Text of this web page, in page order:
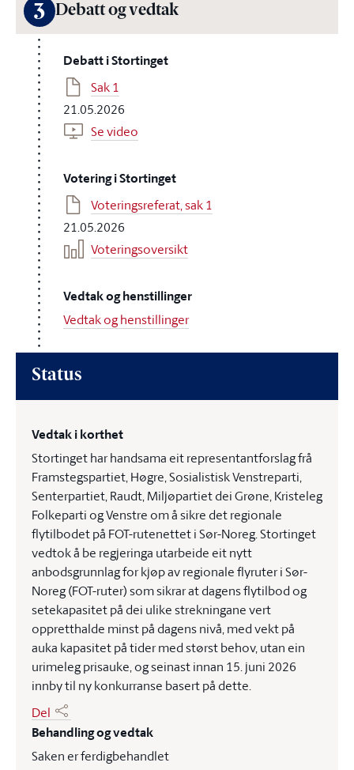
3 Debatt og vedtak
Debatt i Stortinget
Sak 1
21.05.2026
Se video
Votering i Stortinget
Voteringsreferat, sak 1
21.05.2026
Voteringsoversikt
Vedtak og henstillinger
Vedtak og henstillinger
Status
Vedtak i korthet
Stortinget har handsama eit representantforslag frå
Framstegspartiet, Høgre, Sosialistisk Venstreparti,
Senterpartiet, Raudt, Miljøpartiet dei Grøne, Kristeleg
Folkeparti og Venstre om å sikre det regionale
flytilbodet på FOT-rutenettet i Sør-Noreg. Stortinget
vedtok å be regjeringa utarbeide eit nytt
anbodsgrunnlag for kjøp av regionale flyruter i Sør-
Noreg (FOT-ruter) som sikrar at dagens flytilbod og
setekapasitet på dei ulike strekningane vert
oppretthalde minst på dagens nivå, med vekt på
auka kapasitet på tider med størst behov, utan ein
urimeleg prisauke, og seinast innan 15. juni 2026
innby til ny konkurranse basert på dette.
Del
Behandling og vedtak
Saken er ferdigbehandlet